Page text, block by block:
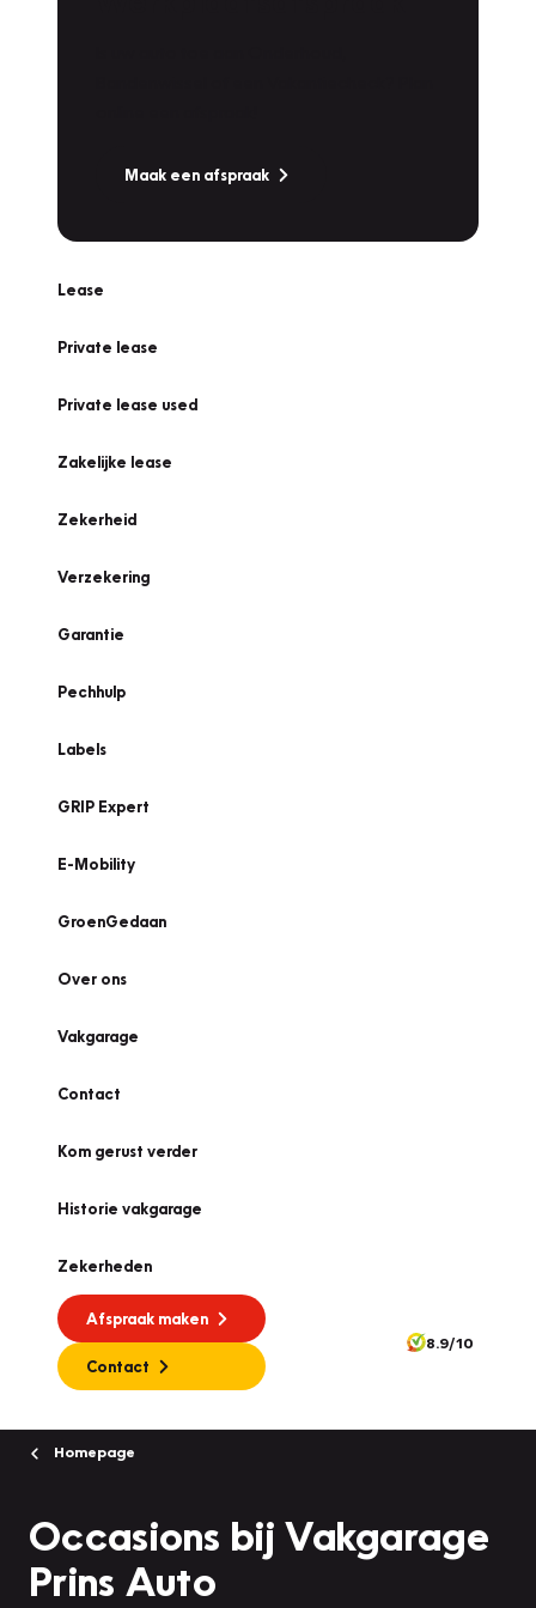
Maak een afspraak
Lease
Private lease
Private lease used
Zakelijke lease
Zekerheid
Verzekering
Garantie
Pechhulp
Labels
GRIP Expert
E-Mobility
GroenGedaan
Over ons
Vakgarage
Contact
Kom gerust verder
Historie vakgarage
Zekerheden
Afspraak maken
Contact
8.9/10
Homepage
Occasions bij Vakgarage
Prins Auto